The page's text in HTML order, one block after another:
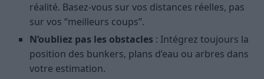
réalité. Basez-vous sur vos distances réelles, pas
sur vos “meilleurs coups”.
N’oubliez pas les obstacles : Intégrez toujours la
position des bunkers, plans d’eau ou arbres dans
votre estimation.